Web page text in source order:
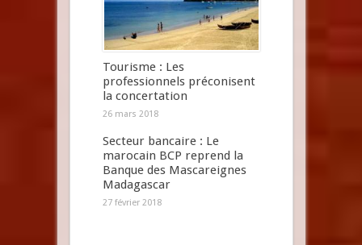
Tourisme : Les
professionnels préconisent
la concertation
26 mars 2018
Secteur bancaire : Le
marocain BCP reprend la
Banque des Mascareignes
Madagascar
27 février 2018